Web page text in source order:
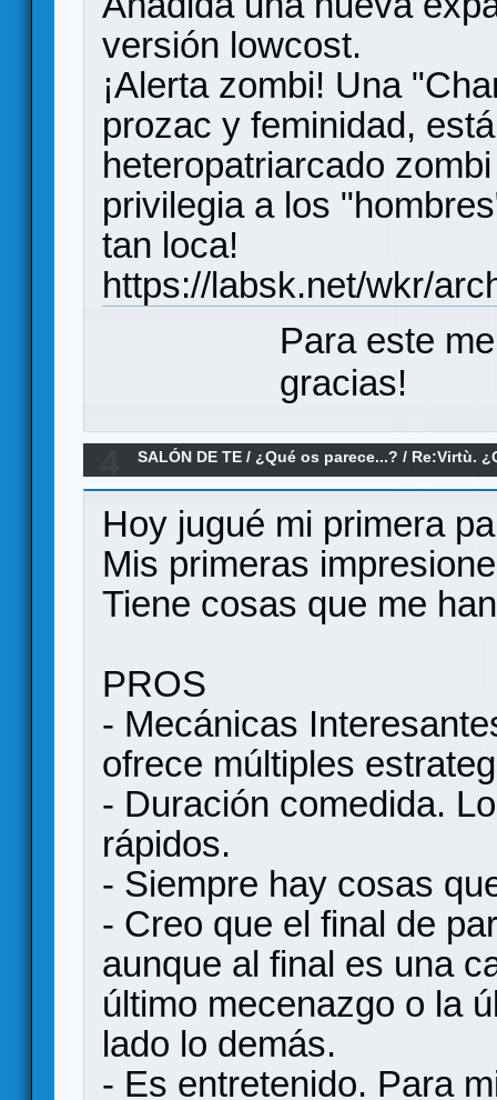
versión lowcost.
¡Alerta zombi! Una
prozac y feminidad,
heteropatriarcado
privilegia a los
tan loca!
https://labsk.net/wkr/
Para este
gracias!
SALÓN DE TE / ¿Qué os parece...? / Re:Virtù.
Hoy jugué mi primera
Mis primeras
Tiene cosas que me
PROS
- Mecánicas
ofrece múltiples
- Duración comedida.
rápidos.
- Siempre hay cosas
- Creo que el final de
aunque al final es una
último mecenazgo o la
lado lo demás.
- Es entretenido. Para